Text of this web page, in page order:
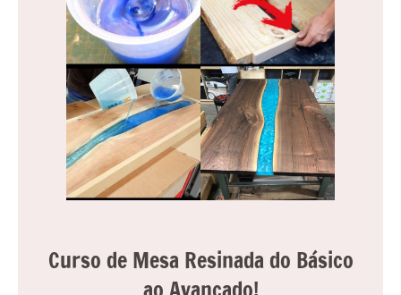
Curso de Mesa Resinada do Básico